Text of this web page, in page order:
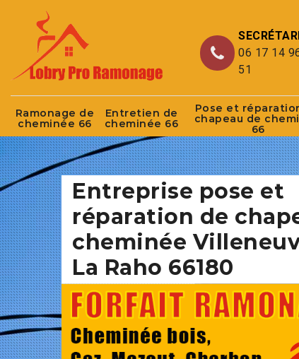
06 17 14
51
Ramonage de
cheminée 66
Entretien de
cheminée 66
Pose et
chapeau de
66
Entreprise pose et
réparation de
cheminée
La Raho 66180